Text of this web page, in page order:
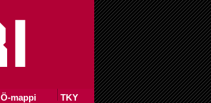
Ö-mappi TKY